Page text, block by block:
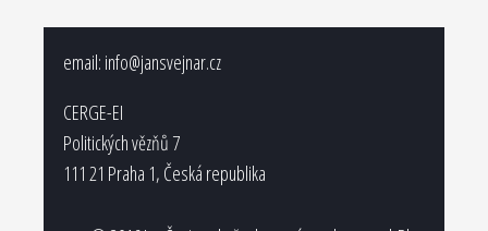
email: info@jansvejnar.cz
CERGE-EI
Politických vězňů 7
111 21 Praha 1, Česká republika